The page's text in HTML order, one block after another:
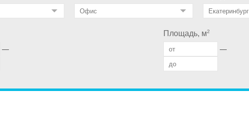
—
Площадь, м2
—